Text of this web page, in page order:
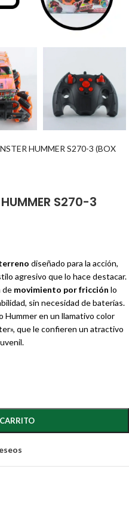
HUMMER S270-3 (BOX
S270-3
diseñado para la acción,
agresivo que lo hace destacar.
de movimiento por fricción lo
sin necesidad de baterías.
Hummer en un llamativo color
que le confieren un atractivo